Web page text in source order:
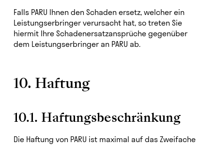
Falls PARU Ihnen den Schaden ersetz, welcher ein
Leistungserbringer verursacht hat, so treten Sie
hiermit Ihre Schadenersatzansprüche gegenüber
dem Leistungserbringer an PARU ab.
10. Haftung
10.1. Haftungsbeschränkung
Die Haftung von PARU ist maximal auf das Zweifache